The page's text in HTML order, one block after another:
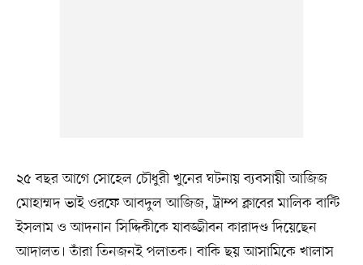
২৫ বছর আগে সোহেল চৌধুরী খুনের ঘটনায় ব্যবসায়ী আজিজ
মোহাম্মদ ভাই ওরফে আবদুল আজিজ, ট্রাম্প ক্লাবের মালিক বান্টি
ইসলাম ও আদনান সিদ্দিকীকে যাবজ্জীবন কারাদণ্ড দিয়েছেন
আদালত। তাঁরা তিনজনই পলাতক। বাকি ছয় আসামিকে খালাস